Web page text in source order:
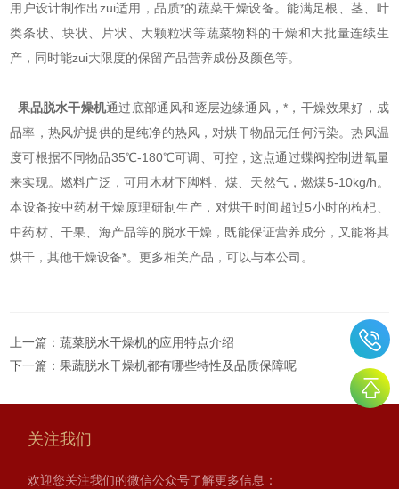
用户设计制作出zui适用，品质*的蔬菜干燥设备。能满足根、茎、叶
类条状、块状、片状、大颗粒状等蔬菜物料的干燥和大批量连续生
产，同时能zui大限度的保留产品营养成份及颜色等。
果品脱水干燥机通过底部通风和逐层边缘通风，*，干燥效果好，成
品率，热风炉提供的是纯净的热风，对烘干物品无任何污染。热风温
度可根据不同物品35℃-180℃可调、可控，这点通过蝶阀控制进氧量
来实现。燃料广泛，可用木材下脚料、煤、天然气，燃煤5-10kg/h。
本设备按中药材干燥原理研制生产，对烘干时间超过5小时的枸杞、
中药材、干果、海产品等的脱水干燥，既能保证营养成分，又能将其
烘干，其他干燥设备*。更多相关产品，可以与本公司。
上一篇：蔬菜脱水干燥机的应用特点介绍
下一篇：果蔬脱水干燥机都有哪些特性及品质保障呢
关注我们
欢迎您关注我们的微信公众号了解更多信息：